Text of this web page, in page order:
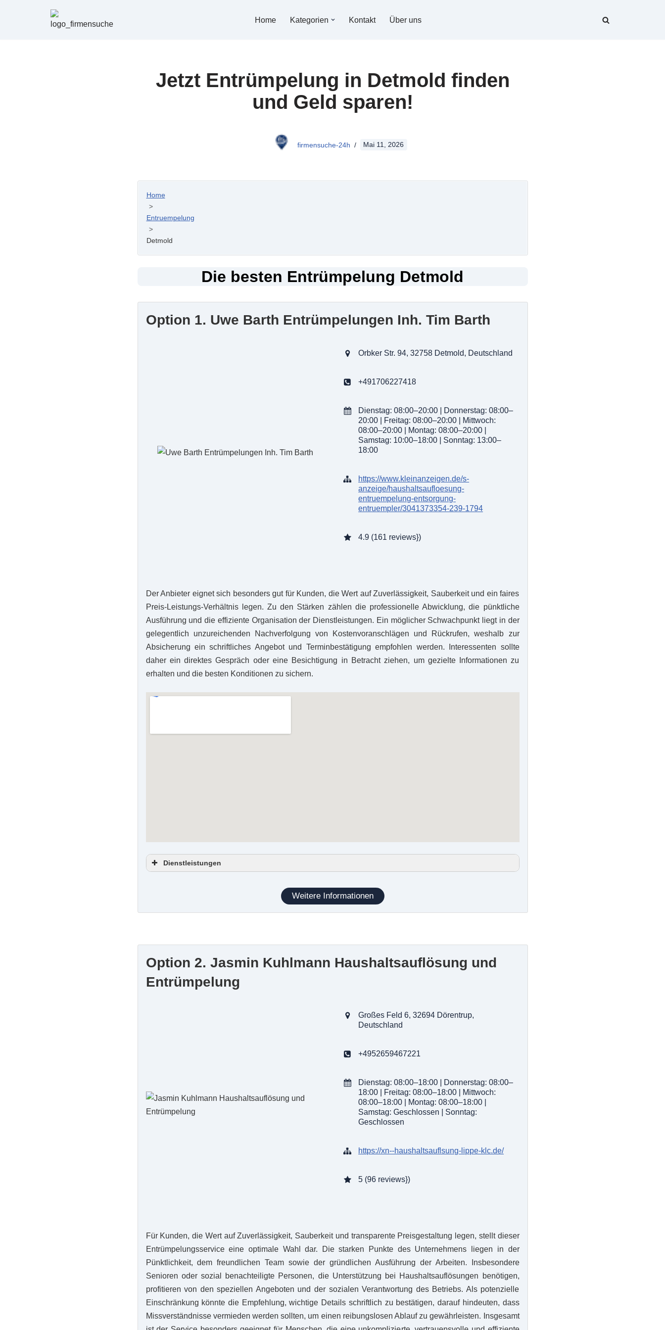
Home Kategorien Kontakt Über uns
Jetzt Entrümpelung in Detmold finden
und Geld sparen!
firmensuche-24h Mai 11, 2026
Home
>
Entruempelung
>
Detmold
Die besten Entrümpelung Detmold
Option 1. Uwe Barth Entrümpelungen Inh. Tim Barth
Orbker Str. 94, 32758 Detmold, Deutschland
+491706227418
Dienstag: 08:00–20:00 | Donnerstag: 08:00–
20:00 | Freitag: 08:00–20:00 | Mittwoch:
08:00–20:00 | Montag: 08:00–20:00 |
Samstag: 10:00–18:00 | Sonntag: 13:00–
18:00
https://www.kleinanzeigen.de/s-
anzeige/haushaltsaufloesung-
entruempelung-entsorgung-
entruempler/3041373354-239-1794
4.9 (161 reviews})
Der Anbieter eignet sich besonders gut für Kunden, die Wert auf Zuverlässigkeit, Sauberkeit und ein faires
Preis-Leistungs-Verhältnis legen. Zu den Stärken zählen die professionelle Abwicklung, die pünktliche
Ausführung und die effiziente Organisation der Dienstleistungen. Ein möglicher Schwachpunkt liegt in der
gelegentlich unzureichenden Nachverfolgung von Kostenvoranschlägen und Rückrufen, weshalb zur
Absicherung ein schriftliches Angebot und Terminbestätigung empfohlen werden. Interessenten sollte
daher ein direktes Gespräch oder eine Besichtigung in Betracht ziehen, um gezielte Informationen zu
erhalten und die besten Konditionen zu sichern.
Dienstleistungen
Schnelle und kurzfristige Entrümpelungen
Weitere Informationen
Option 2. Jasmin Kuhlmann Haushaltsauflösung und
Entrümpelung
Großes Feld 6, 32694 Dörentrup,
Deutschland
+4952659467221
Dienstag: 08:00–18:00 | Donnerstag: 08:00–
18:00 | Freitag: 08:00–18:00 | Mittwoch:
08:00–18:00 | Montag: 08:00–18:00 |
Samstag: Geschlossen | Sonntag:
Geschlossen
https://xn--haushaltsauflsung-lippe-klc.de/
5 (96 reviews})
Für Kunden, die Wert auf Zuverlässigkeit, Sauberkeit und transparente Preisgestaltung legen, stellt dieser
Entrümpelungsservice eine optimale Wahl dar. Die starken Punkte des Unternehmens liegen in der
Pünktlichkeit, dem freundlichen Team sowie der gründlichen Ausführung der Arbeiten. Insbesondere
Senioren oder sozial benachteiligte Personen, die Unterstützung bei Haushaltsauflösungen benötigen,
profitieren von den speziellen Angeboten und der sozialen Verantwortung des Betriebs. Als potenzielle
Einschränkung könnte die Empfehlung, wichtige Details schriftlich zu bestätigen, darauf hindeuten, dass
Missverständnisse vermieden werden sollten, um einen reibungslosen Ablauf zu gewährleisten. Insgesamt